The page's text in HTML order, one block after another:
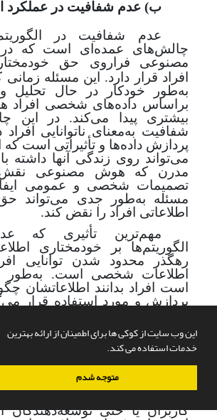
این وب سایت از کوکی ها برای اطمینان از ارائه بهترین
خدمات استفاده می کند.
متوجه شدم
ب) عدم شفافیت در عملکرد
عدم شفافیت در
چالش‌های عمده‌ای است که
مصنوعی
فراروی حق
افراد قرار دارد. این مسئله زمانی
به‌طور خودکار در حال تحلیل
براساس داده‌های شخصی افراد
بیشتری پیدا می‌کند. در این
شفافیت به‌معنای ناتوانایی
پردازش داده‌ها و تأثیراتی است که
می‌تواند روی زندگی آنها داشته
مدرن که هوش مصنوعی نقش
تصمیمات شخصی و عمومی ایفا
مسئله به‌طور جدی می‌تواند
اطلاعاتی افراد را نقض کند.
مهم‌ترین تأثیری که
الگوریتم‌ها بر خودمختاری
رهگذر محدود شدن توانایی
اطلاعات شخصی است. به‌طور
است افراد بدانند اطلاعاتشان
پردازش و مورد استفاده قرار می
که الگوریتم‌ها غیرشفاف عمل
نمی‌توانند از فرایندها آگاهی
داده‌های شخصی آنها
الگوریتم‌های هوش مصنوعی که
را بر‌اساس داده‌های شخصی اتخاذ
به‌عنوان «جعبه سیاه» شناخته
معنا که نحوه تصمیم‌گیری این
کاربران یا حتی توسعه‌دهندگان